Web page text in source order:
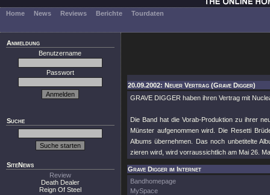
Home News Reviews Berichte Tourdaten
Anmeldung
Benutzername
Passwort
Suche
SiteNews
Review
Death Dealer
Reign Of Steel
20.09.2002: Neuer Vertrag (Grave Digger)
GRAVE DIGGER haben ihren Vertrag mit
Die Band hat die Vorab-Produktion zu ihrer
Münster aufgenommen wird. Die Resetti
Albums übernehmen. Das noch unbetitelte
zieren wird, wird vorraussichtlich am Mai 26.
Grave Digger im Internet
Bandhomepage
MySpace